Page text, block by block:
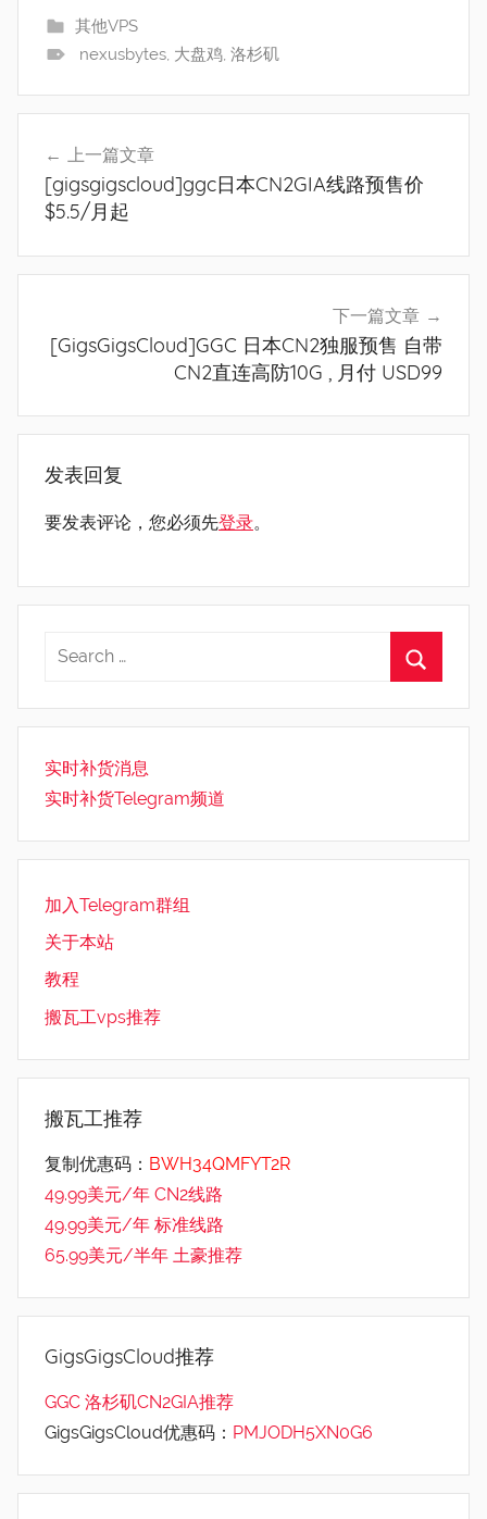
其他VPS
nexusbytes, 大盘鸡, 洛杉矶
航
上一篇文章
[gigsgigscloud]ggc日本CN2GIA线路预售价
$5.5/月起
下一篇文章
[GigsGigsCloud]GGC 日本CN2独服预售 自带
CN2直连高防10G , 月付 USD99
发表回复
要发表评论，您必须先登录。
实时补货消息
实时补货Telegram频道
加入Telegram群组
关于本站
教程
搬瓦工vps推荐
搬瓦工推荐
复制优惠码： BWH34QMFYT2R
49.99美元/年 CN2线路
49.99美元/年 标准线路
65.99美元/半年 土豪推荐
GigsGigsCloud推荐
GGC 洛杉矶CN2GIA推荐
GigsGigsCloud优惠码： PMJODH5XN0G6